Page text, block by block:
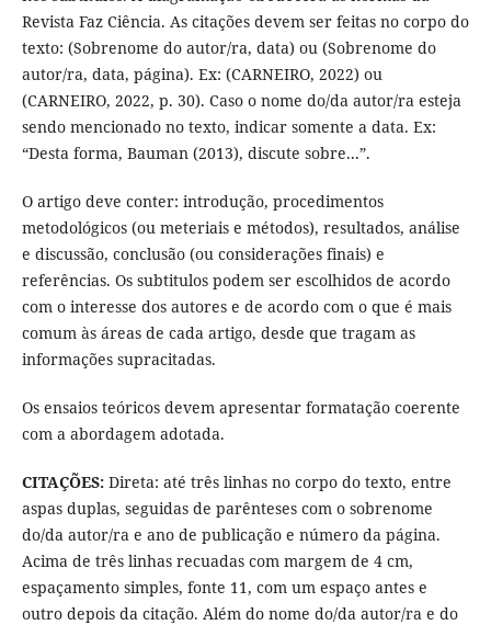
Revista Faz Ciência. As citações devem ser feitas no corpo do
texto: (Sobrenome do autor/ra, data) ou (Sobrenome do
autor/ra, data, página). Ex: (CARNEIRO, 2022) ou
(CARNEIRO, 2022, p. 30). Caso o nome do/da autor/ra esteja
sendo mencionado no texto, indicar somente a data. Ex:
“Desta forma, Bauman (2013), discute sobre...”.
O artigo deve conter: introdução, procedimentos
metodológicos (ou meteriais e métodos), resultados, análise
e discussão, conclusão (ou considerações finais) e
referências. Os subtitulos podem ser escolhidos de acordo
com o interesse dos autores e de acordo com o que é mais
comum às áreas de cada artigo, desde que tragam as
informações supracitadas.
Os ensaios teóricos devem apresentar formatação coerente
com a abordagem adotada.
CITAÇÕES:Direta: até três linhas no corpo do texto, entre
aspas duplas, seguidas de parênteses com o sobrenome
do/da autor/ra e ano de publicação e número da página.
Acima de três linhas recuadas com margem de 4 cm,
espaçamento simples, fonte 11, com um espaço antes e
outro depois da citação. Além do nome do/da autor/ra e do